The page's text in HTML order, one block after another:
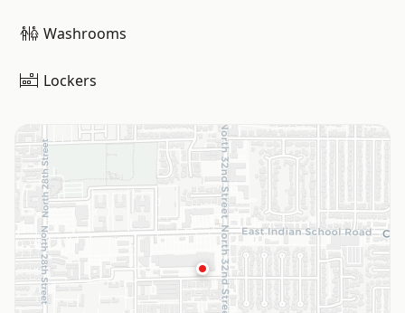
Washrooms
Lockers